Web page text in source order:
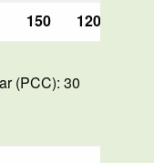
150 120
(PCC): 30